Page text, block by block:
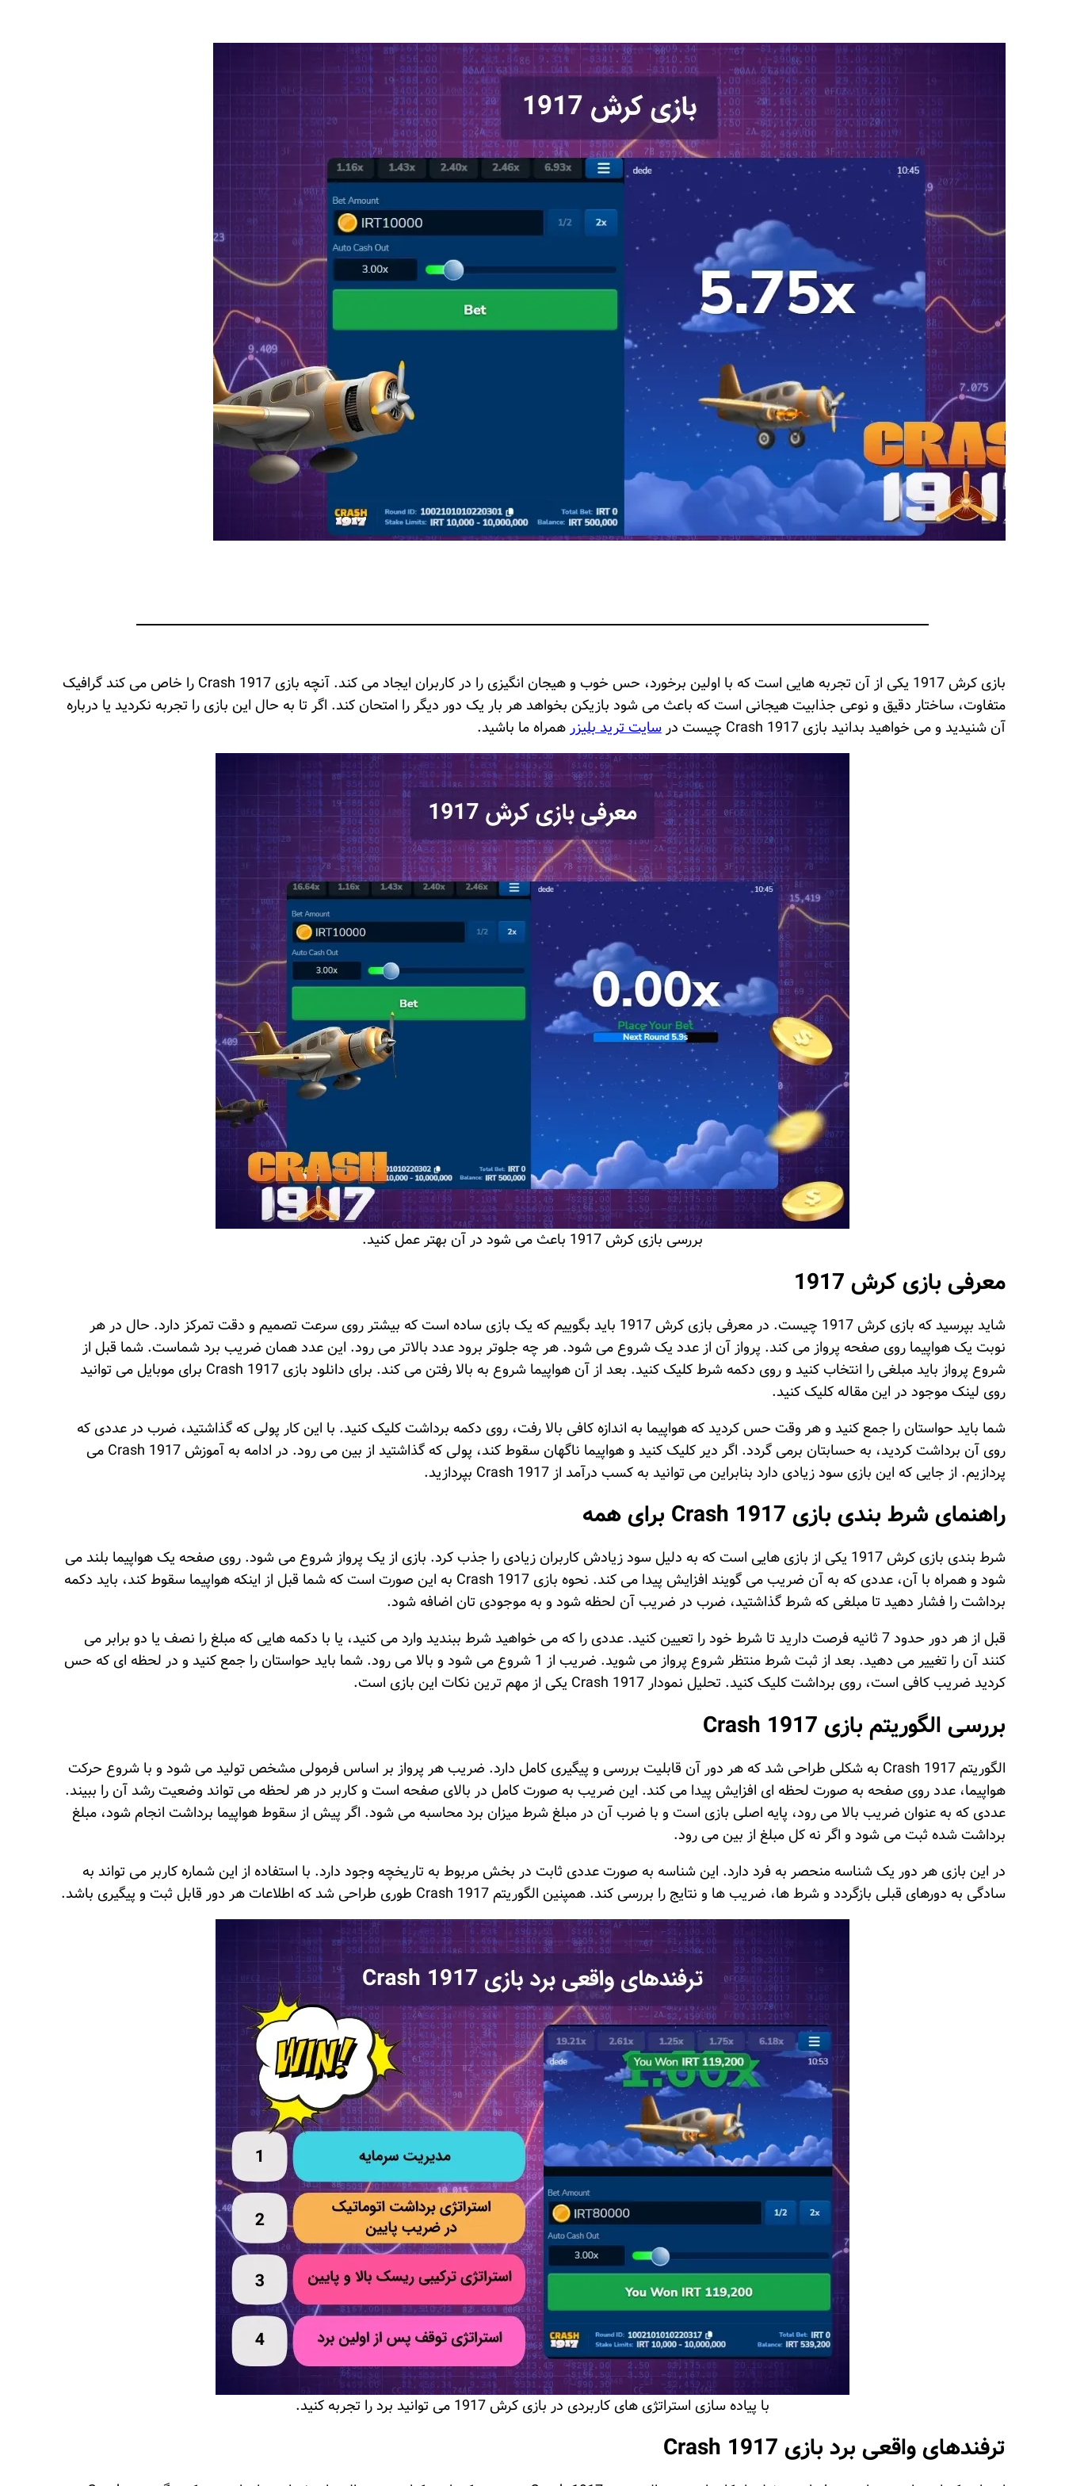
بازی کرش 1917 یکی از آن تجربه هایی است که با اولین برخورد، حس خوب و هیجان انگیزی را در کاربران ایجاد می کند. آنچه بازی Crash 1917 را خاص می کند گرافیک
متفاوت، ساختار دقیق و نوعی جذابیت هیجانی است که باعث می شود بازیکن بخواهد هر بار یک دور دیگر را امتحان کند. اگر تا به حال این بازی را تجربه نکردید یا درباره
آن شنیدید و می خواهید بدانید بازی Crash 1917 چیست در
سایت ترید بلیزرهمراه ما باشید.
بررسی بازی کرش 1917 باعث می شود در آن بهتر عمل کنید.
معرفی بازی کرش 1917
شاید بپرسید که بازی کرش 1917 چیست. در معرفی بازی کرش 1917 باید بگوییم که یک بازی ساده است که بیشتر روی سرعت تصمیم و دقت تمرکز دارد. حال در هر
نوبت یک هواپیما روی صفحه پرواز می کند. پرواز آن از عدد یک شروع می شود. هر چه جلوتر برود عدد بالاتر می رود. این عدد همان ضریب برد شماست. شما قبل از
شروع پرواز باید مبلغی را انتخاب کنید و روی دکمه شرط کلیک کنید. بعد از آن هواپیما شروع به بالا رفتن می کند. برای دانلود بازی Crash 1917 برای موبایل می توانید
روی لینک موجود در این مقاله کلیک کنید.
شما باید حواستان را جمع کنید و هر وقت حس کردید که هواپیما به اندازه کافی بالا رفت، روی دکمه برداشت کلیک کنید. با این کار پولی که گذاشتید، ضرب در عددی که
روی آن برداشت کردید، به حسابتان برمی گردد. اگر دیر کلیک کنید و هواپیما ناگهان سقوط کند، پولی که گذاشتید از بین می رود. در ادامه به آموزش Crash 1917 می
پردازیم. از جایی که این بازی سود زیادی دارد بنابراین می توانید به کسب درآمد از Crash 1917 بپردازید.
راهنمای شرط بندی بازی Crash 1917 برای همه
شرط بندی بازی کرش 1917 یکی از بازی‌ هایی است که به دلیل سود زیادش کاربران زیادی را جذب کرد. بازی از یک پرواز شروع می شود. روی صفحه یک هواپیما بلند می
شود و همراه با آن، عددی که به آن ضریب می گویند افزایش پیدا می کند. نحوه بازی Crash 1917 به این صورت است که شما قبل از اینکه هواپیما سقوط کند، باید دکمه
برداشت را فشار دهید تا مبلغی که شرط گذاشتید، ضرب در ضریب آن لحظه شود و به موجودی تان اضافه شود.
قبل از هر دور حدود 7 ثانیه فرصت دارید تا شرط خود را تعیین کنید. عددی را که می خواهید شرط ببندید وارد می کنید، یا با دکمه هایی که مبلغ را نصف یا دو برابر می
کنند آن را تغییر می دهید. بعد از ثبت شرط منتظر شروع پرواز می شوید. ضریب از 1 شروع می شود و بالا می رود. شما باید حواستان را جمع کنید و در لحظه ای که حس
کردید ضریب کافی است، روی برداشت کلیک کنید. تحلیل نمودار Crash 1917 یکی از مهم ترین نکات این بازی است.
بررسی الگوریتم بازی Crash 1917
الگوریتم Crash 1917 به شکلی طراحی شد که هر دور آن قابلیت بررسی و پیگیری کامل دارد. ضریب هر پرواز بر اساس فرمولی مشخص تولید می شود و با شروع حرکت
هواپیما، عدد روی صفحه به صورت لحظه ای افزایش پیدا می کند. این ضریب به صورت کامل در بالای صفحه است و کاربر در هر لحظه می تواند وضعیت رشد آن را ببیند.
عددی که به عنوان ضریب بالا می رود، پایه اصلی بازی است و با ضرب آن در مبلغ شرط میزان برد محاسبه می شود. اگر پیش از سقوط هواپیما برداشت انجام شود، مبلغ
برداشت شده ثبت می شود و اگر نه کل مبلغ از بین می رود.
در این بازی هر دور یک شناسه منحصر به فرد دارد. این شناسه به صورت عددی ثابت در بخش مربوط به تاریخچه وجود دارد. با استفاده از این شماره کاربر می تواند به
سادگی به دورهای قبلی بازگردد و شرط ها، ضریب ها و نتایج را بررسی کند. همپنین الگوریتم Crash 1917 طوری طراحی شد که اطلاعات هر دور قابل ثبت و پیگیری باشد.
با پیاده سازی استراتژی های کاربردی در بازی کرش 1917 می توانید برد را تجربه کنید.
ترفندهای واقعی برد بازی Crash 1917